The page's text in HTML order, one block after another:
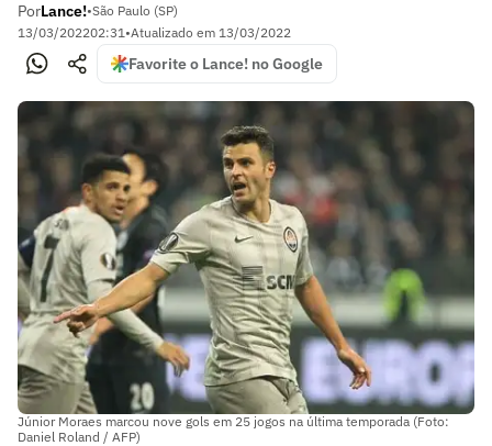
PorLance!•São Paulo (SP)
13/03/202202:31•Atualizado em 13/03/2022
Favorite o Lance! no Google
Júnior Moraes marcou nove gols em 25 jogos na última temporada (Foto:
Daniel Roland / AFP)